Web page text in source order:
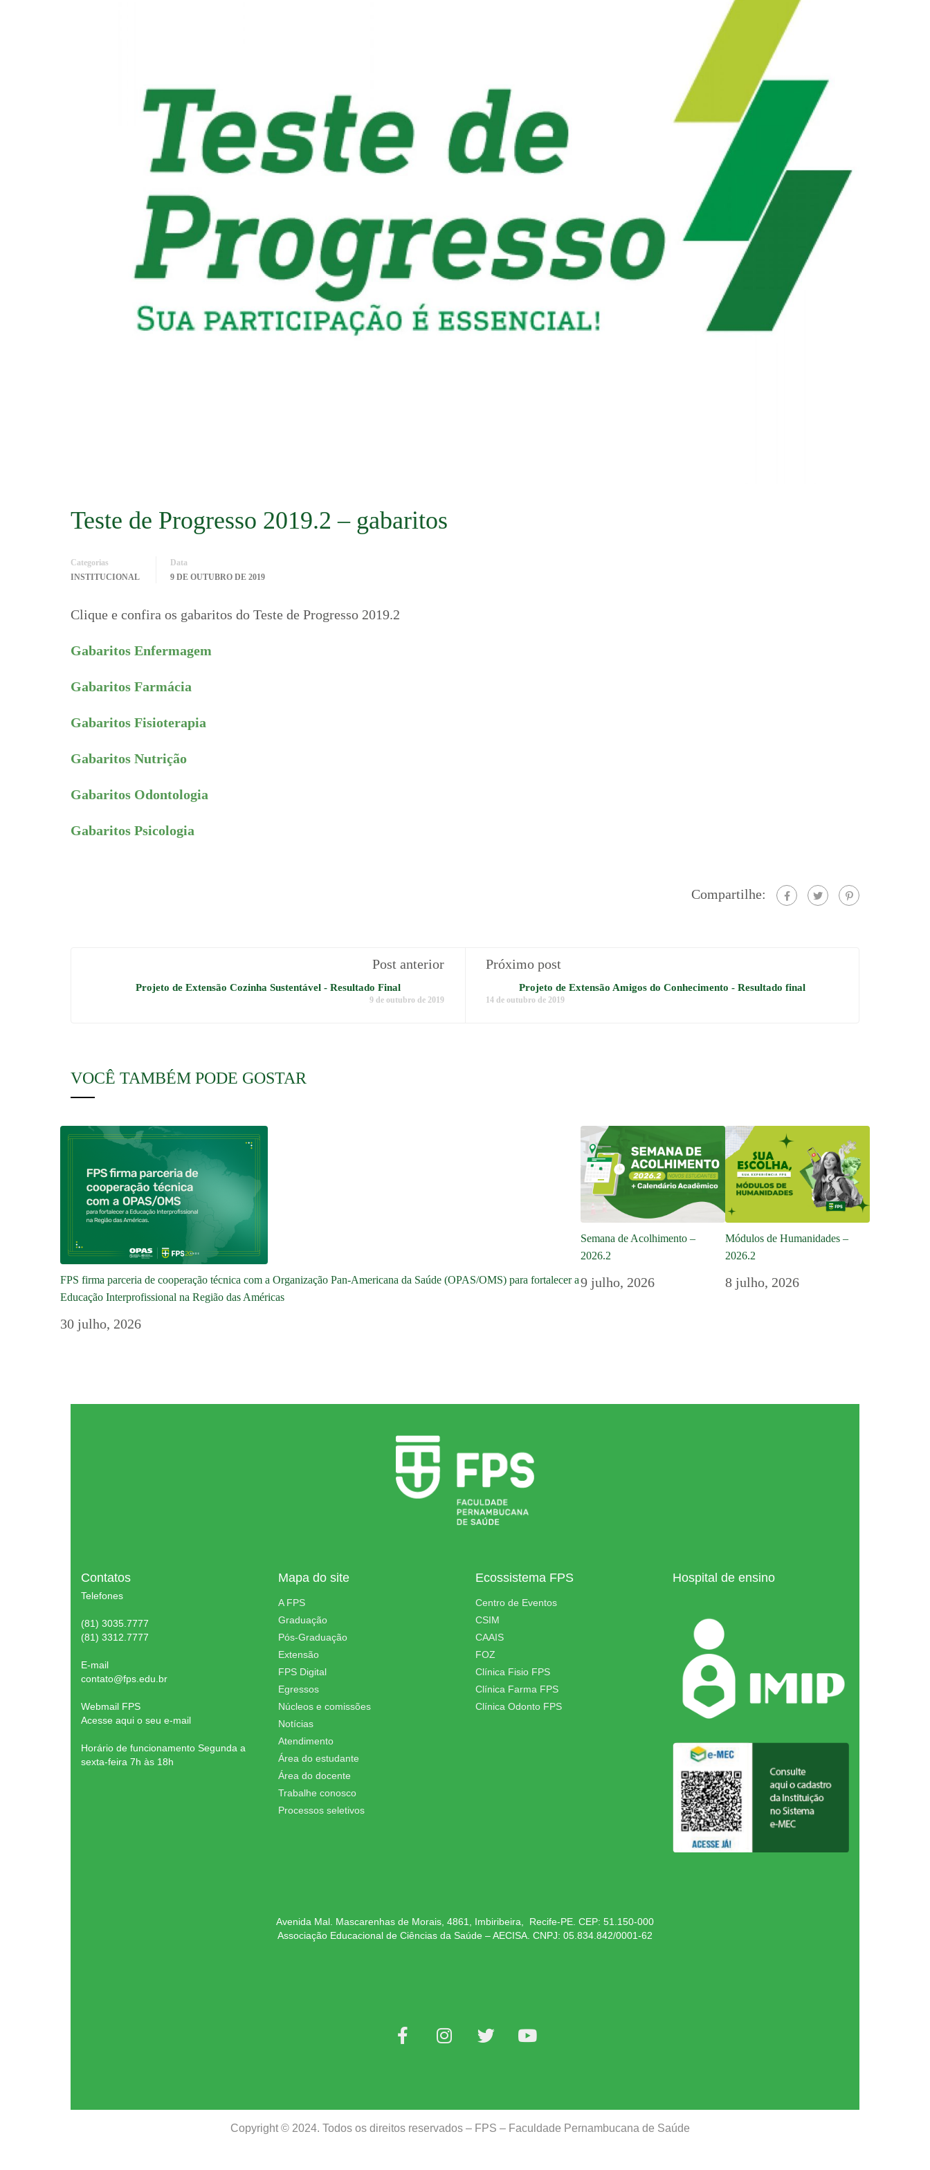
Teste de Progresso 2019.2 – gabaritos
Categorias
INSTITUCIONAL
Data
9 DE OUTUBRO DE 2019
Clique e confira os gabaritos do Teste de Progresso 2019.2
Gabaritos Enfermagem
Gabaritos Farmácia
Gabaritos Fisioterapia
Gabaritos Nutrição
Gabaritos Odontologia
Gabaritos Psicologia
Compartilhe:
Post anterior
Projeto de Extensão Cozinha Sustentável - Resultado Final
9 de outubro de 2019
Próximo post
Projeto de Extensão Amigos do Conhecimento - Resultado final
14 de outubro de 2019
VOCÊ TAMBÉM PODE GOSTAR
FPS firma parceria de cooperação técnica com a Organização Pan-Americana da Saúde (OPAS/OMS) para fortalecer a
Educação Interprofissional na Região das Américas
30 julho, 2026
Semana de Acolhimento –
2026.2
9 julho, 2026
Módulos de Humanidades –
2026.2
8 julho, 2026
Contatos
Telefones
(81) 3035.7777
(81) 3312.7777
E-mail
contato@fps.edu.br
Webmail FPS
Acesse aqui o seu e-mail
Horário de funcionamento Segunda a
sexta-feira 7h às 18h
Mapa do site
A FPS
Graduação
Pós-Graduação
Extensão
FPS Digital
Egressos
Núcleos e comissões
Notícias
Atendimento
Área do estudante
Área do docente
Trabalhe conosco
Processos seletivos
Ecossistema FPS
Centro de Eventos
CSIM
CAAIS
FOZ
Clínica Fisio FPS
Clínica Farma FPS
Clínica Odonto FPS
Hospital de ensino
Avenida Mal. Mascarenhas de Morais, 4861, Imbiribeira, Recife-PE. CEP: 51.150-000
Associação Educacional de Ciências da Saúde – AECISA. CNPJ: 05.834.842/0001-62
Copyright © 2024. Todos os direitos reservados – FPS – Faculdade Pernambucana de Saúde